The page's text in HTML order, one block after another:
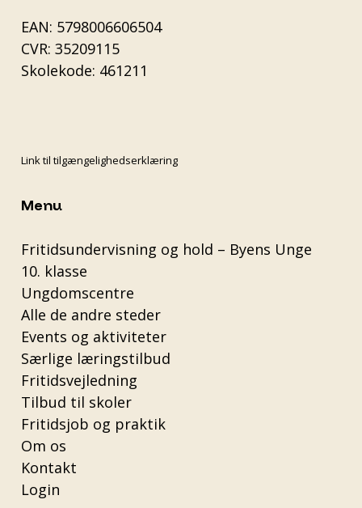
EAN: 5798006606504
CVR: 35209115
Skolekode: 461211
Link til tilgængelighedserklæring
Menu
Fritidsundervisning og hold – Byens Unge
10. klasse
Ungdomscentre
Alle de andre steder
Events og aktiviteter
Særlige læringstilbud
Fritidsvejledning
Tilbud til skoler
Fritidsjob og praktik
Om os
Kontakt
Login